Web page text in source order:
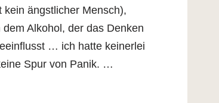
kein ängstlicher Mensch),
dem Alkohol, der das Denken
… ich hatte keinerlei
Spur von Panik. …